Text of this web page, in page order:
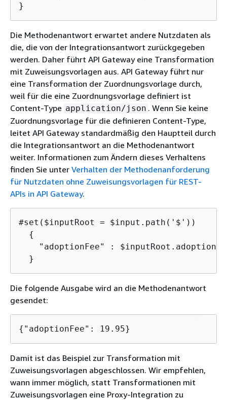
}
Die Methodenantwort erwartet andere Nutzdaten als
die, die von der Integrationsantwort zurückgegeben
werden. Daher führt API Gateway eine Transformation
mit Zuweisungsvorlagen aus. API Gateway führt nur
eine Transformation der Zuordnungsvorlage durch,
weil für die eine Zuordnungsvorlage definiert ist
Content-Type application/json . Wenn Sie keine
Zuordnungsvorlage für die definieren Content-Type,
leitet API Gateway standardmäßig den Hauptteil durch
die Integrationsantwort an die Methodenantwort
weiter. Informationen zum Ändern dieses Verhaltens
finden Sie unter Verhalten der Methodenanforderung
für Nutzdaten ohne Zuweisungsvorlagen für REST-
APIs in API Gateway.
#set($inputRoot = $input.path('$'))
{
"adoptionFee" :
Die folgende Ausgabe wird an die Methodenantwort
gesendet:
{ "adoptionFee": 19.95}
Damit ist das Beispiel zur Transformation mit
Zuweisungsvorlagen abgeschlossen. Wir empfehlen,
wann immer möglich, statt Transformationen mit
Zuweisungsvorlagen eine Proxy-Integration zu